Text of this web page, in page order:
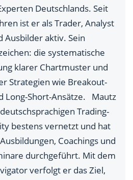
Deutschlands. Seit
ist er als Trader, Analyst
Ausbilder aktiv. Sein
die systematische
klarer Chartmuster und
Strategien wie Breakout-
Long-Short-Ansätze. Mautz
Trading-
bestens vernetzt und hat
Coachings und
durchgeführt. Mit dem
verfolgt er das Ziel,